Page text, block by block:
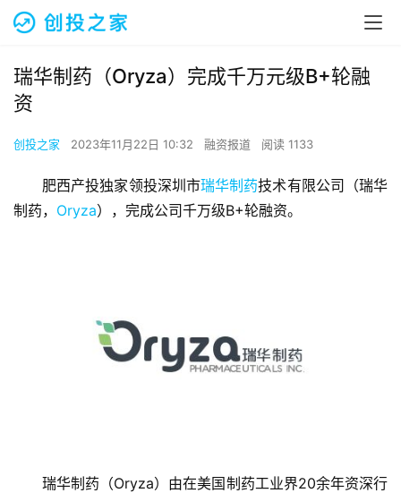
瑞华制药（Oryza）完成千万元级B+轮融
资
创投之家 2023年11月22日 10:32 融资报道 阅读 1133
肥西产投独家领投深圳市瑞华制药技术有限公司（瑞华
制药， Oryza），完成公司千万级B+轮融资。
瑞华制药（Oryza）由在美国制药工业界20余年资深行